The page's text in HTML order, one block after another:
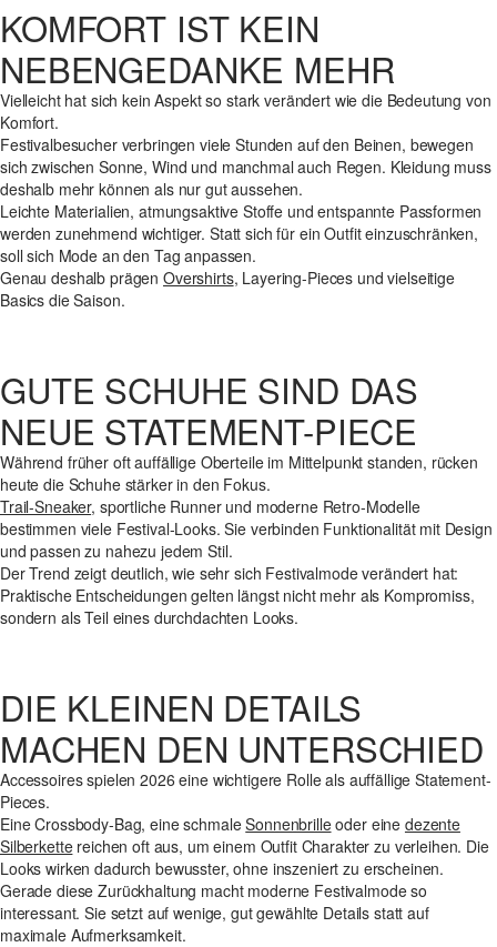
KOMFORT IST KEIN
NEBENGEDANKE MEHR
Vielleicht hat sich kein Aspekt so stark verändert wie die Bedeutung von
Komfort.
Festivalbesucher verbringen viele Stunden auf den Beinen, bewegen
sich zwischen Sonne, Wind und manchmal auch Regen. Kleidung muss
deshalb mehr können als nur gut aussehen.
Leichte Materialien, atmungsaktive Stoffe und entspannte Passformen
werden zunehmend wichtiger. Statt sich für ein Outfit einzuschränken,
soll sich Mode an den Tag anpassen.
Genau deshalb prägen Overshirts, Layering-Pieces und vielseitige
Basics die Saison.
GUTE SCHUHE SIND DAS
NEUE STATEMENT-PIECE
Während früher oft auffällige Oberteile im Mittelpunkt standen, rücken
heute die Schuhe stärker in den Fokus.
Trail-Sneaker, sportliche Runner und moderne Retro-Modelle
bestimmen viele Festival-Looks. Sie verbinden Funktionalität mit Design
und passen zu nahezu jedem Stil.
Der Trend zeigt deutlich, wie sehr sich Festivalmode verändert hat:
Praktische Entscheidungen gelten längst nicht mehr als Kompromiss,
sondern als Teil eines durchdachten Looks.
DIE KLEINEN DETAILS
MACHEN DEN UNTERSCHIED
Accessoires spielen 2026 eine wichtigere Rolle als auffällige Statement-
Pieces.
Eine Crossbody-Bag, eine schmaleSonnenbrilleoder eine dezente
Silberkettereichen oft aus, um einem Outfit Charakter zu verleihen. Die
Looks wirken dadurch bewusster, ohne inszeniert zu erscheinen.
Gerade diese Zurückhaltung macht moderne Festivalmode so
interessant. Sie setzt auf wenige, gut gewählte Details statt auf
maximale Aufmerksamkeit.